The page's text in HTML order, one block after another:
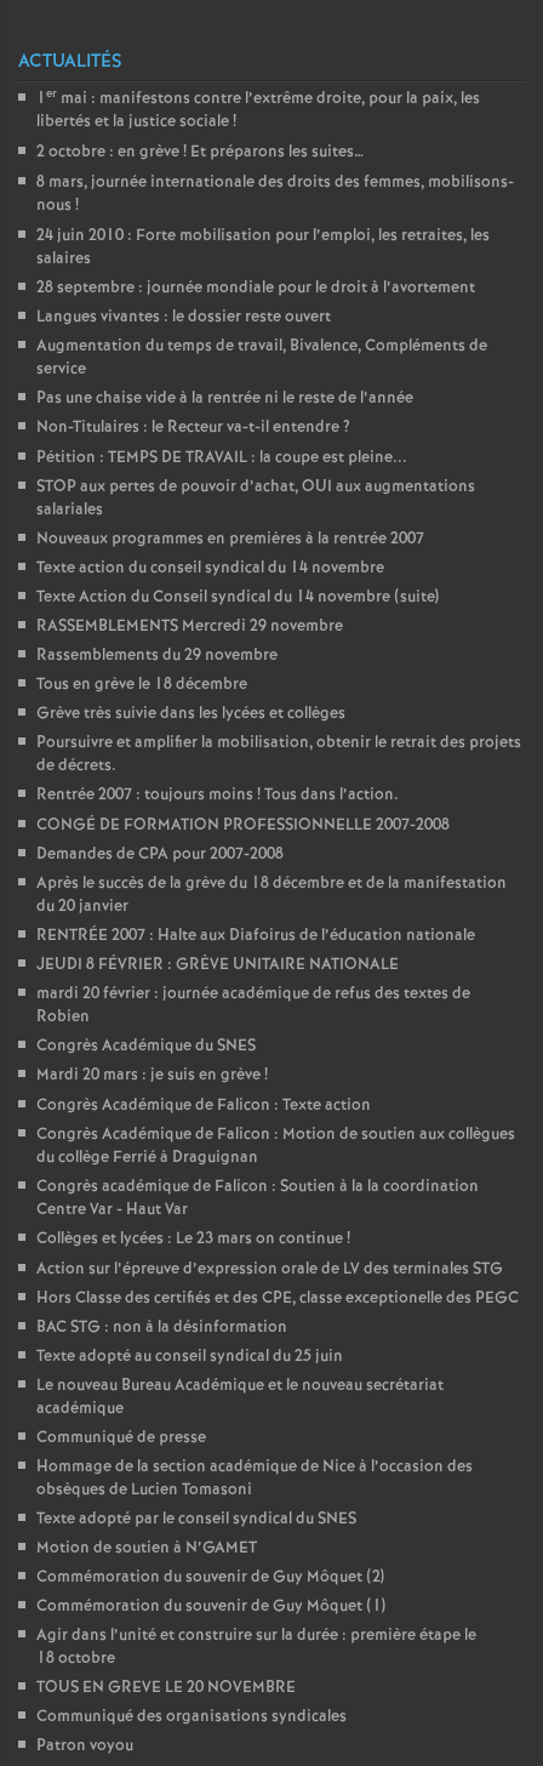
n
t
s
d
e
S
e
c
o
d
d
e
g
r
r
é
n
s
u
ACTUALITÉS
1 er mai : manifestons contre l’extrême droite, pour la paix, les
libertés et la justice sociale!
2 octobre : en grève! Et préparons les suites…
8 mars, journée internationale des droits des femmes, mobilisons-
nous !
24 juin 2010 : Forte mobilisation pour l’emploi, les retraites, les
salaires
28 septembre : journée mondiale pour le droit à l’avortement
Langues vivantes : le dossier reste ouvert
Augmentation du temps de travail, Bivalence, Compléments de
service
Pas une chaise vide à la rentrée ni le reste de l’année
Non-Titulaires : le Recteur va-t-il entendre?
Pétition : TEMPS DE TRAVAIL : la coupe est pleine...
STOP aux pertes de pouvoir d’achat, OUI aux augmentations
salariales
Nouveaux programmes en premières à la rentrée 2007
Texte action du conseil syndical du 14 novembre
Texte Action du Conseil syndical du 14 novembre (suite)
RASSEMBLEMENTS Mercredi 29 novembre
Rassemblements du 29 novembre
Tous en grève le 18 décembre
Grève très suivie dans les lycées et collèges
Poursuivre et amplifier la mobilisation, obtenir le retrait des projets
de décrets.
Rentrée 2007 : toujours moins ! Tous dans l’action.
CONGÉ DE FORMATION PROFESSIONNELLE 2007-2008
Demandes de CPA pour 2007-2008
Après le succès de la grève du 18 décembre et de la manifestation
du 20 janvier
RENTRÉE 2007 : Halte aux Diafoirus de l’éducation nationale
JEUDI 8 FÉVRIER : GRÈVE UNITAIRE NATIONALE
mardi 20 février : journée académique de refus des textes de
Robien
Congrès Académique du SNES
Mardi 20 mars : je suis en grève!
Congrès Académique de Falicon : Texte action
Congrès Académique de Falicon : Motion de soutien aux collègues
du collège Ferrié à Draguignan
Congrès académique de Falicon : Soutien à la la coordination
Centre Var - Haut Var
Collèges et lycées : Le 23 mars on continue!
Action sur l’épreuve d’expression orale de LV des terminales STG
Hors Classe des certifiés et des CPE, classe exceptionelle des PEGC
BAC STG : non à la désinformation
Texte adopté au conseil syndical du 25 juin
Le nouveau Bureau Académique et le nouveau secrétariat
académique
Communiqué de presse
Hommage de la section académique de Nice à l’occasion des
obsèques de Lucien Tomasoni
Texte adopté par le conseil syndical du SNES
Motion de soutien à N’GAMET
Commémoration du souvenir de Guy Môquet (2)
Commémoration du souvenir de Guy Môquet (1)
Agir dans l’unité et construire sur la durée : première étape le
18 octobre
TOUS EN GREVE LE 20 NOVEMBRE
Communiqué des organisations syndicales
Patron voyou